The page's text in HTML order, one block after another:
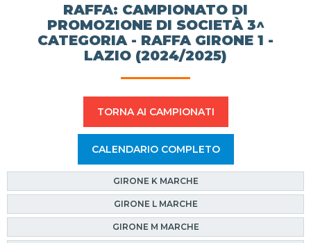
RAFFA: CAMPIONATO DI
PROMOZIONE DI SOCIETÀ 3^
CATEGORIA - RAFFA GIRONE 1 -
LAZIO (2024/2025)
TORNA AI CAMPIONATI
CALENDARIO COMPLETO
GIRONE K MARCHE
GIRONE L MARCHE
GIRONE M MARCHE